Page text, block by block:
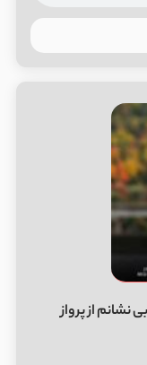
از پرواز